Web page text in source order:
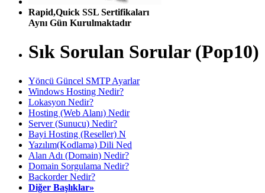
Rapid,Quick SSL Sertifikaları
Aynı Gün Kurulmaktadır
Sık Sorulan Sorular (Pop10)
Yöncü Güncel SMTP Ayarlar
Windows Hosting Nedir?
Lokasyon Nedir?
Hosting (Web Alanı) Nedir
Server (Sunucu) Nedir?
Bayi Hosting (Reseller) N
Yazılım(Kodlama) Dili Ned
Alan Adı (Domain) Nedir?
Domain Sorgulama Nedir?
Backorder Nedir?
Diğer Başlıklar»